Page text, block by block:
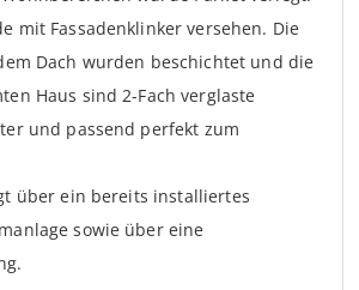
mit Fassadenklinker versehen. Die
Dach wurden beschichtet und die
Haus sind 2-Fach verglaste
und passend perfekt zum
über ein bereits installiertes
sowie über eine